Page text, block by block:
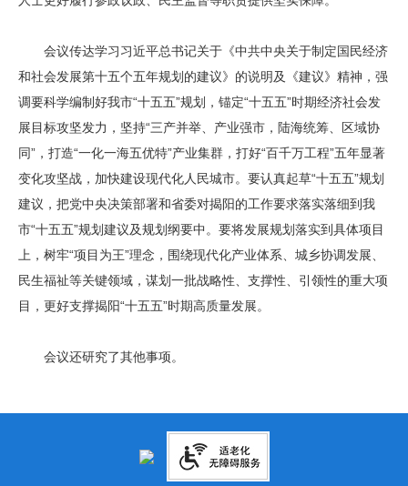
会议传达学习习近平总书记关于《中共中央关于制定国民经济
和社会发展第十五个五年规划的建议》的说明及《建议》精神，强
调要科学编制好我市“十五五”规划，锚定“十五五”时期经济社会发
展目标攻坚发力，坚持“三产并举、产业强市，陆海统筹、区域协
同”，打造“一化一海五优特”产业集群，打好“百千万工程”五年显著
变化攻坚战，加快建设现代化人民城市。要认真起草“十五五”规划
建议，把党中央决策部署和省委对揭阳的工作要求落实落细到我
市“十五五”规划建议及规划纲要中。要将发展规划落实到具体项目
上，树牢“项目为王”理念，围绕现代化产业体系、城乡协调发展、
民生福祉等关键领域，谋划一批战略性、支撑性、引领性的重大项
目，更好支撑揭阳“十五五”时期高质量发展。
会议还研究了其他事项。